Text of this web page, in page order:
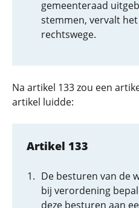
gemeenteraad
stemmen, vervalt
rechtswege.
Na artikel 133 zou een
artikel luidde:
Artikel 133
De besturen van de
bij verordening
deze besturen aan